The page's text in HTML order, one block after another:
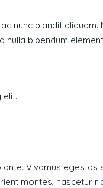
nunc blandit
nulla bibendum
elit.
Vivamus egestas
montes, nascetur